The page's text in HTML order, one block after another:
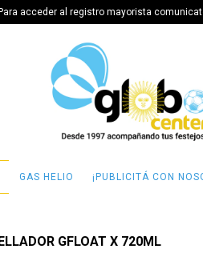
Para acceder al registro mayorista
GAS HELIO ¡PUBLICITÁ CON
GFLOAT X 720ML